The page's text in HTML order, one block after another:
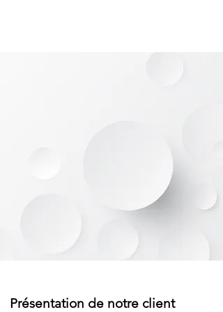
Présentation de notre client